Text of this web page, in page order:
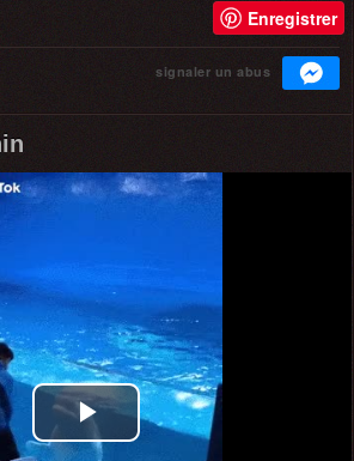
Enregistrer
signaler un abus
Play